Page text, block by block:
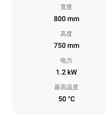
宽度
800 mm
高度
750 mm
电力
1.2 kW
最高温度
50 °C